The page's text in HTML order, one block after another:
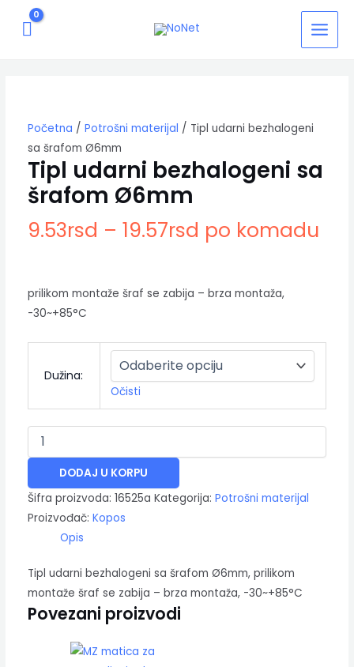
MAIN
MENU
Početna / Potrošni materijal / Tipl udarni bezhalogeni
sa šrafom Ø6mm
Tipl udarni bezhalogeni sa
šrafom Ø6mm
9.53rsd – 19.57rsd po komadu
prilikom montaže šraf se zabija – brza montaža,
-30~+85°C
Dužina:
Očisti
šrafom
Ø6mm
količina
DODAJ U KORPU
Šifra proizvoda: 16525a Kategorija: Potrošni materijal
Proizvođač: Kopos
Opis
Tipl udarni bezhalogeni sa šrafom Ø6mm, prilikom
montaže šraf se zabija – brza montaža, -30~+85°C
Povezani proizvodi